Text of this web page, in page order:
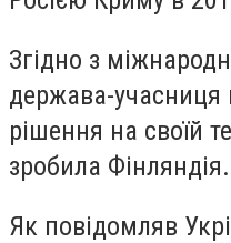
Згідно з
держава-
рішення на своїй
зробила Фінляндія.
Як повідомляв